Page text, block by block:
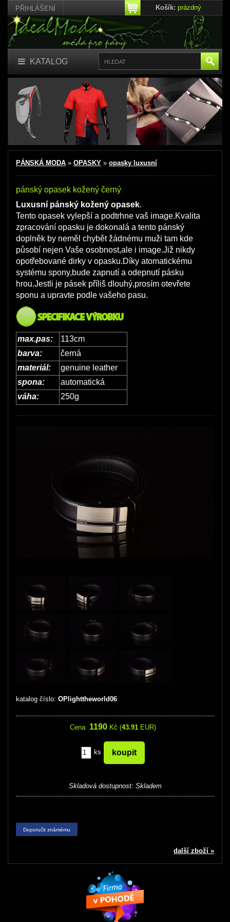
PŘIHLÁŠENÍ Košík: prázdný
KATALOG
PÁNSKÁ MODA » OPASKY » opasky luxusní
pánský opasek kožený černý
Luxusní pánský kožený opasek.
Tento opasek vylepší a podtrhne vaš image.Kvalita
zpracování opasku je dokonalá a tento pánský
doplněk by neměl chybět žádnému muži tam kde
působí nejen Vaše osobnost,ale i image.Již nikdy
opotřebované dirky v opasku.Díky atomatickému
systému spony,bude zapnutí a odepnutí pásku
hrou.Jestli je pásek příliš dlouhý,prosím otevřete
sponu a upravte podle vašeho pasu.
max.pas:
113cm
barva:
černá
materiál:
genuine leather
spona:
automatická
váha:
250g
katalog číslo: OPlighttheworld06
Cena: 1190 Kč (43.91 EUR)
ks
Skladová dostupnost: Skladem
Doporučit známému
další zboží »